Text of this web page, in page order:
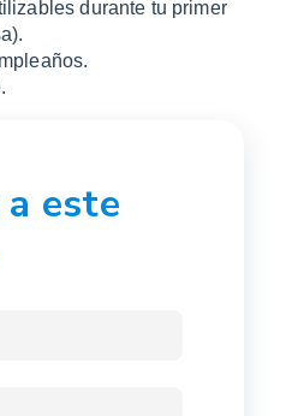
durante tu primer
este